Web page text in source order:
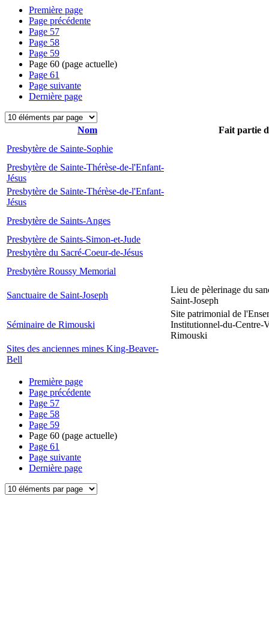
Première page
Page précédente
Page 57
Page 58
Page 59
Page 60 (page actuelle)
Page 61
Page suivante
Dernière page
Nom
Fait partie
Presbytère de Sainte-Sophie
Presbytère de Sainte-Thérèse-de-l'Enfant-
Jésus
Presbytère de Sainte-Thérèse-de-l'Enfant-
Jésus
Presbytère de Saints-Anges
Presbytère de Saints-Simon-et-Jude
Presbytère du Sacré-Coeur-de-Jésus
Presbytère Roussy Memorial
Sanctuaire de Saint-Joseph
Lieu de pèlerinage du
Saint-Joseph
Séminaire de Rimouski
Site patrimonial de
Institutionnel-du-Centre-
Rimouski
Sites des anciennes mines King-Beaver-
Bell
Première page
Page précédente
Page 57
Page 58
Page 59
Page 60 (page actuelle)
Page 61
Page suivante
Dernière page